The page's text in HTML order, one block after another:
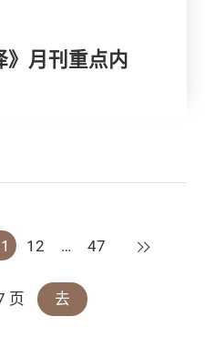
》月刊重点内
12 … 47 下一页
页 去